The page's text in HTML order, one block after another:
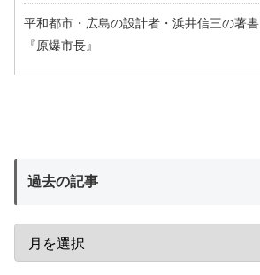
平和都市・広島の設計者・浜井信三の著書
『原爆市長』
過去の記事